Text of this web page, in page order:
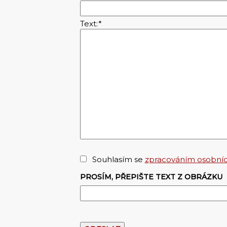
Text:*
Souhlasím se zpracováním
PROSÍM, PŘEPIŠTE TEXT Z OBRÁZKU